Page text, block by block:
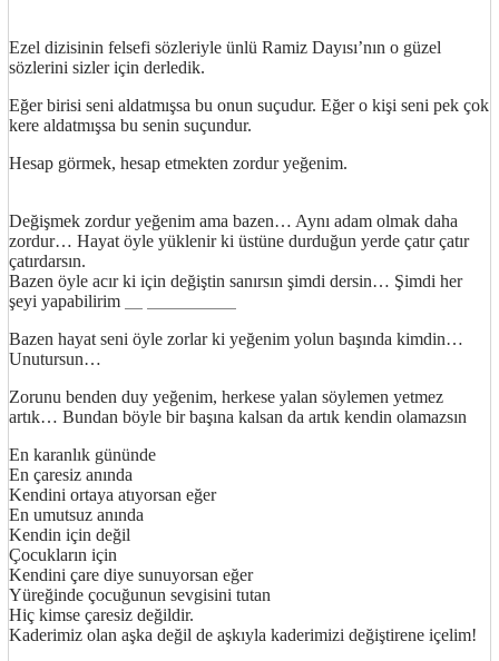
Ezel dizisinin felsefi sözleriyle ünlü Ramiz Dayısı’nın o güzel
sözlerini sizler için derledik.
Eğer birisi seni aldatmışsa bu onun suçudur. Eğer o kişi seni pek çok
kere aldatmışsa bu senin suçundur.
Hesap görmek, hesap etmekten zordur yeğenim.
Değişmek zordur yeğenim ama bazen… Aynı adam olmak daha
zordur… Hayat öyle yüklenir ki üstüne durduğun yerde çatır çatır
çatırdarsın.
Bazen öyle acır ki için değiştin sanırsın şimdi dersin… Şimdi her
şeyi yapabilirim
Bazen hayat seni öyle zorlar ki yeğenim yolun başında kimdin…
Unutursun…
Zorunu benden duy yeğenim, herkese yalan söylemen yetmez
artık… Bundan böyle bir başına kalsan da artık kendin olamazsın
En karanlık gününde
En çaresiz anında
Kendini ortaya atıyorsan eğer
En umutsuz anında
Kendin için değil
Çocukların için
Kendini çare diye sunuyorsan eğer
Yüreğinde çocuğunun sevgisini tutan
Hiç kimse çaresiz değildir.
Kaderimiz olan aşka değil de aşkıyla kaderimizi değiştirene içelim!